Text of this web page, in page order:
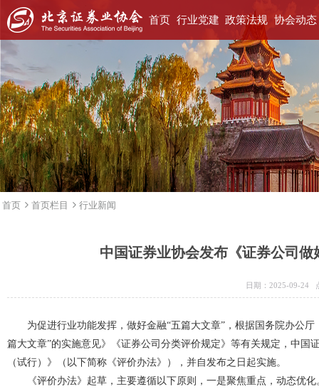
首页 行业党建 政策法规 协会动态
首页 首页栏目 行业新闻
中国证券业协会发布《证券公司
日期：2025-09-24
为促进行业功能发挥，做好金融“五篇大文章”，根据国务院办公
篇大文章”的实施意见》《证券公司分类评价规定》等有关规定，中国
（试行）》（以下简称《评价办法》），并自发布之日起实施。
《评价办法》起草，主要遵循以下原则，一是聚焦重点，动态优